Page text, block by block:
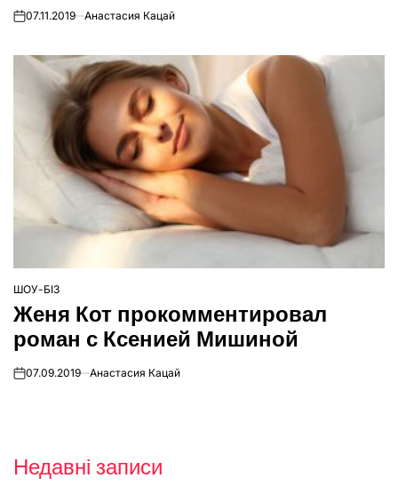
on07.11.2019 Анастасия Кацай
ОПУБЛІКУВАТИ
У
ШОУ-БІЗ
Женя Кот прокомментировал
роман с Ксенией Мишиной
on07.09.2019 Анастасия Кацай
Недавні записи